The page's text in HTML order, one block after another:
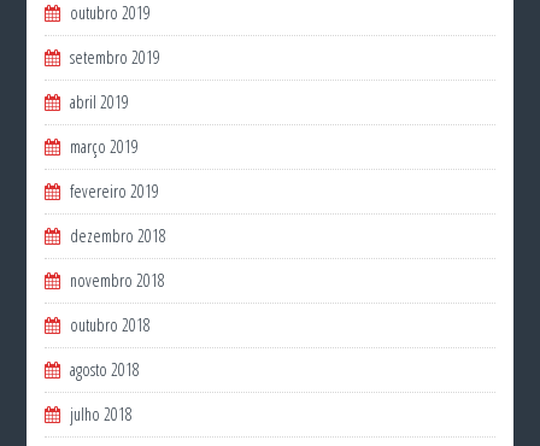
outubro 2019
setembro 2019
abril 2019
março 2019
fevereiro 2019
dezembro 2018
novembro 2018
outubro 2018
agosto 2018
julho 2018